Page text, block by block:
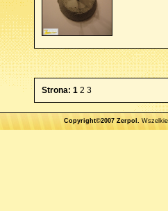
Strona: 1 2 3
Copyright©2007 Zerpol.